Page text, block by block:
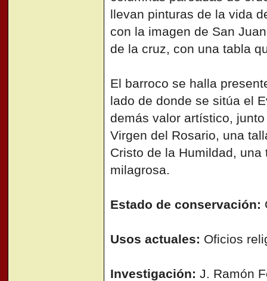
llevan pinturas de la vida
con la imagen de San
de la cruz, con una tabla
El barroco se halla
lado de donde se sitúa el
demás valor artístico,
Virgen del Rosario, una
Cristo de la Humildad,
milagrosa.
Estado de conservación:
Usos actuales: Oficios
Investigación: J. Ramón